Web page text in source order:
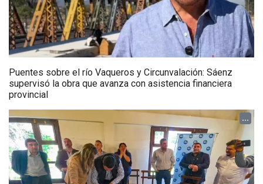
Puentes sobre el río Vaqueros y Circunvalación: Sáenz
supervisó la obra que avanza con asistencia financiera
provincial
...